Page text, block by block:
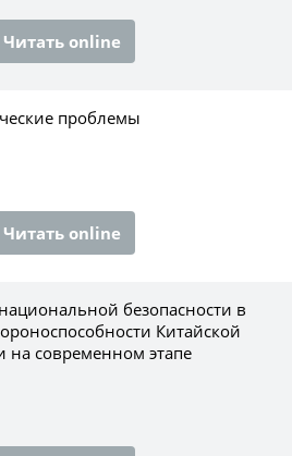
Читать online
проблемы
Читать online
безопасности в
Китайской
на современном этапе